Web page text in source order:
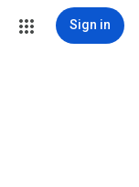
Sign in